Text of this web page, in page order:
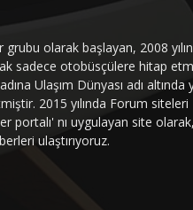
grubu olarak başlayan, 2008
sadece otobüsçülere hitap
Ulaşım Dünyası adı altında
2015 yılında Forum siteleri
portalı' nı uygulayan site
ulaştırıyoruz.